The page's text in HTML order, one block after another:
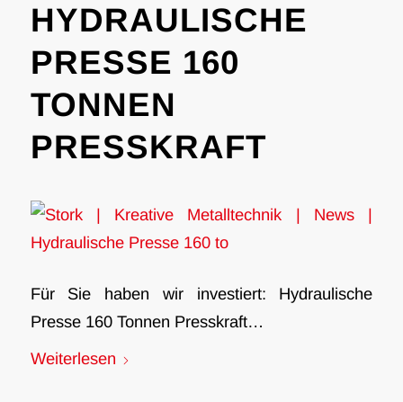
HYDRAULISCHE
PRESSE 160
TONNEN
PRESSKRAFT
Für Sie haben wir investiert: Hydraulische
Presse 160 Tonnen Presskraft…
Weiterlesen